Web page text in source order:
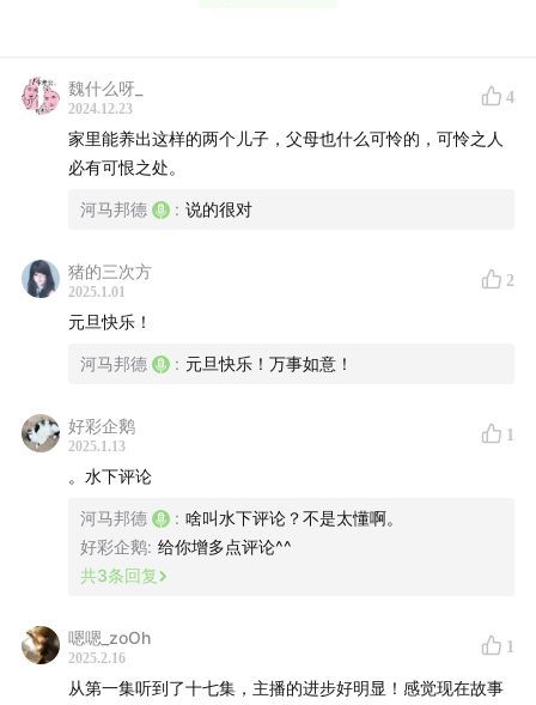
00:00 -00:53故事开篇
-10:15陕西省定边县公安局接到了一个失窃案，在勘
察现场的过程中，警方意外发现这似乎并不是一起普通的
盗窃案，而其中还牵涉了一起失踪案
10:16 - 22:24经过警方的摸排调查，初步确定案件嫌疑人
-30:55经过漫长的寻找，警方终于找到了犯罪嫌疑
人，然而，犯罪嫌疑人却有着充分的不在场证明？
41:44经过又一次的物证检验，找到了案件的直接证
45:48案件真相大白，尘埃落定
【相关图片】
魏什么呀_
2024.12.23
4
家里能养出这样的两个儿子，父母也什么可怜的，可怜之人
必有可恨之处。
河马邦德 : 说的很对
猪的三次方
2025.1.01
2
元旦快乐！
河马邦德 : 元旦快乐！万事如意！
好彩企鹅
2025.1.13
1
。水下评论
河马邦德 : 啥叫水下评论？不是太懂啊。
好彩企鹅: 给你增多点评论^^
共3条回复
嗯嗯_zoOh
2025.2.16
1
从第一集听到了十七集，主播的进步好明显！感觉现在故事